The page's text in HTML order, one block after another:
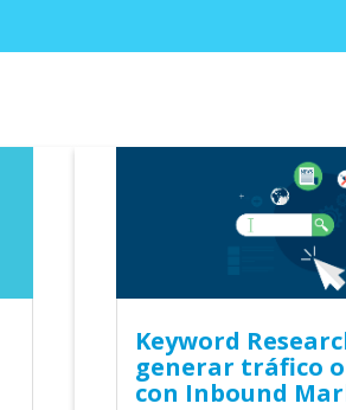
Keyword
generar tráfico
con Inbound